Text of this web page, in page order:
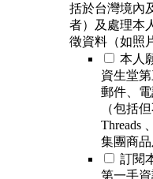
括於台灣境內
者）及處理本
徵資料（如照
本人
資生堂
郵件、
（包括
Threads
集團商品
訂閱
第一手資